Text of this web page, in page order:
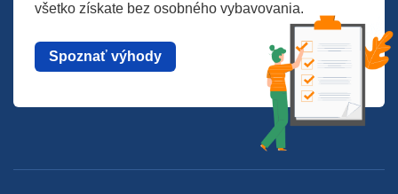
všetko získate bez osobného vybavovania.
Spoznať výhody